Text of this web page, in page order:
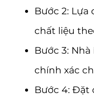
Bước 2: Lựa
chất liệu
Bước 3: Nhà
chính xác
Bước 4: Đặt